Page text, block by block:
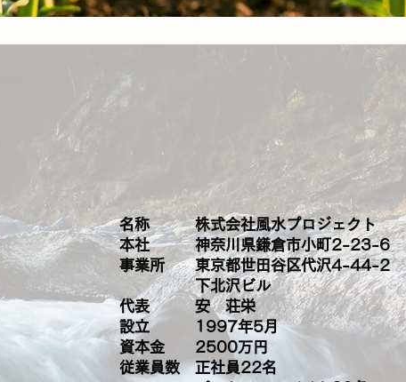
名称 株式会社風水プロジェクト
本社 神奈川県鎌倉市小町2-23-6
事業所 東京都世田谷区代沢4-44-2
下北沢ビル
代表 安 荘栄
設立 1997年5月
資本金 2500万円
従業員数 正社員22名